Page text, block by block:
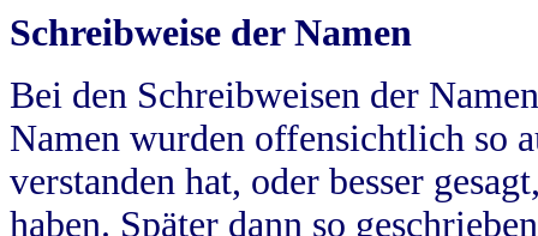
Schreibweise der Namen
Bei den Schreibweisen der
Namen wurden offensichtlich so
verstanden hat, oder besser
haben. Später dann so